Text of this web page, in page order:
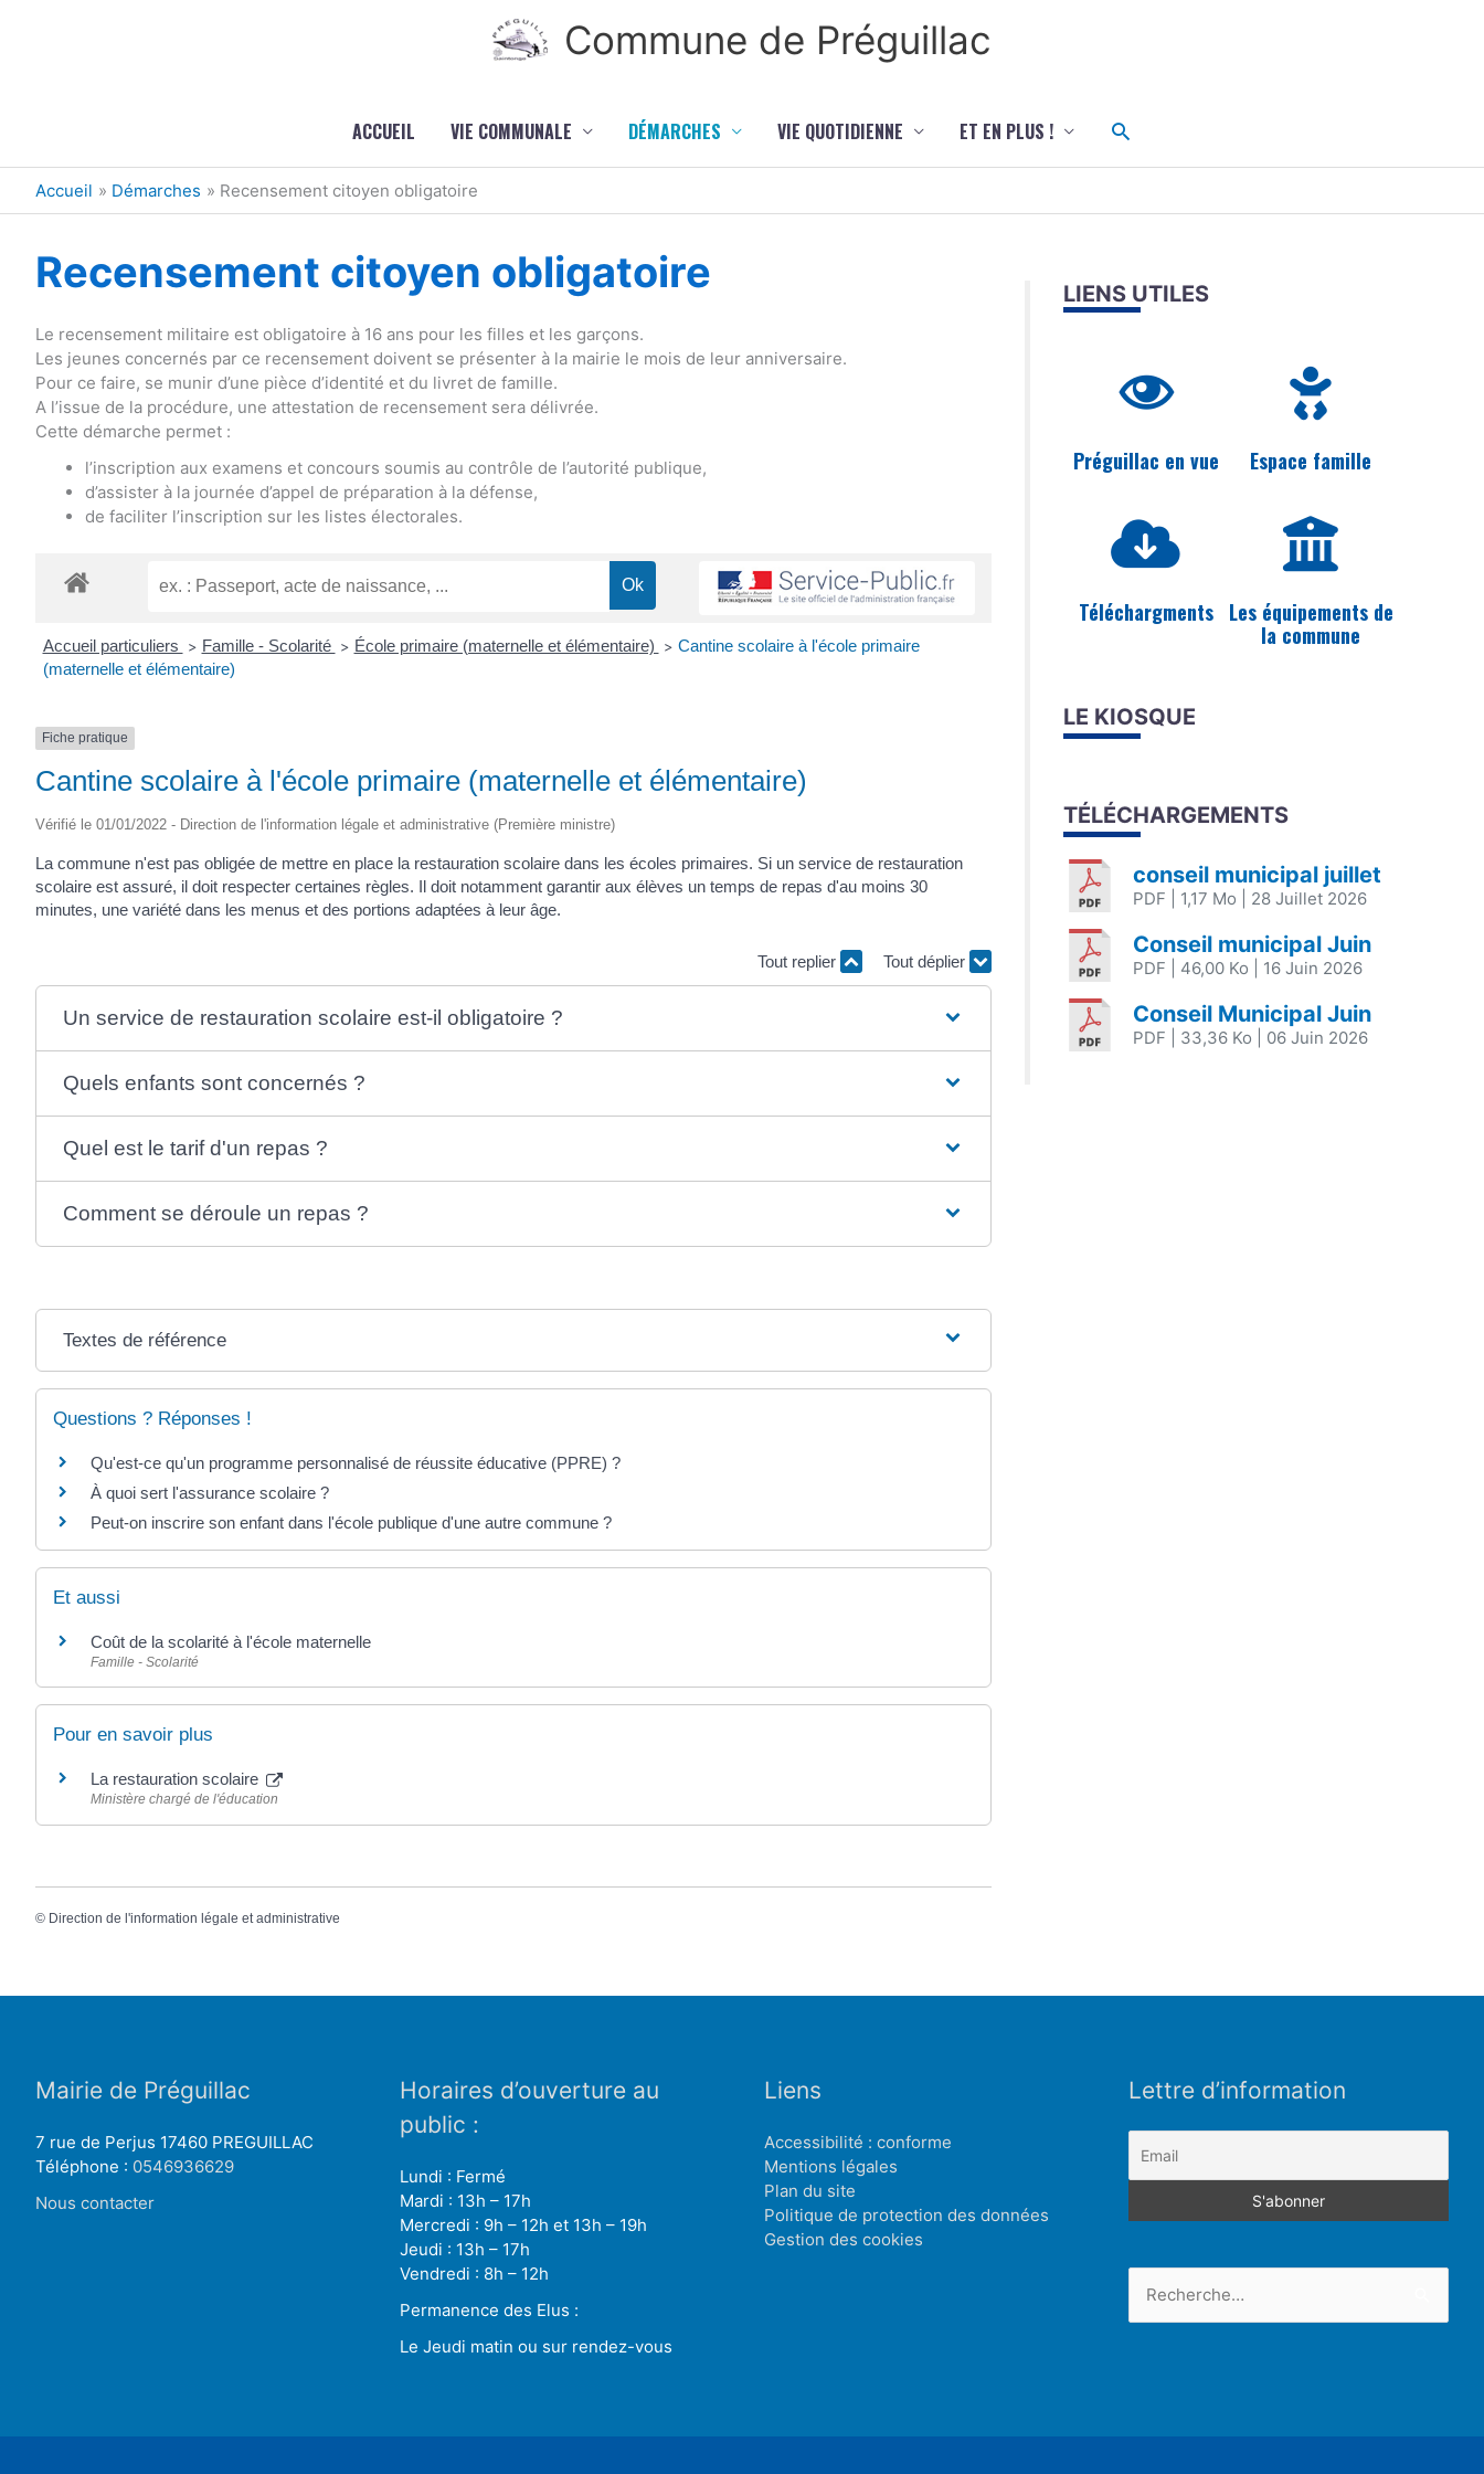
Commune de Préguillac
ACCUEIL VIE COMMUNALE DÉMARCHES VIE QUOTIDIENNE ET EN PLUS ! Rechercher
Accueil Démarches Recensement citoyen obligatoire
Recensement citoyen obligatoire
Le recensement militaire est obligatoire à 16 ans pour les filles et les garçons.
Les jeunes concernés par ce recensement doivent se présenter à la mairie le mois de leur anniversaire.
Pour ce faire, se munir d’une pièce d’identité et du livret de famille.
A l’issue de la procédure, une attestation de recensement sera délivrée.
Cette démarche permet :
l’inscription aux examens et concours soumis au contrôle de l’autorité publique,
d’assister à la journée d’appel de préparation à la défense,
de faciliter l’inscription sur les listes électorales.
Accueil particuliers > Famille - Scolarité > École primaire (maternelle et élémentaire) > Cantine scolaire à l'école primaire
(maternelle et élémentaire)
Fiche pratique
Cantine scolaire à l'école primaire (maternelle et élémentaire)
Vérifié le 01/01/2022 - Direction de l'information légale et administrative (Première ministre)
La commune n'est pas obligée de mettre en place la restauration scolaire dans les écoles primaires. Si un service de restauration
scolaire est assuré, il doit respecter certaines règles. Il doit notamment garantir aux élèves un temps de repas d'au moins 30
minutes, une variété dans les menus et des portions adaptées à leur âge.
Tout replier Tout déplier
Un service de restauration scolaire est-il obligatoire ?
Quels enfants sont concernés ?
Quel est le tarif d'un repas ?
Comment se déroule un repas ?
Textes de référence
Questions ? Réponses !
Qu'est-ce qu'un programme personnalisé de réussite éducative (PPRE) ?
À quoi sert l'assurance scolaire ?
Peut-on inscrire son enfant dans l'école publique d'une autre commune ?
Et aussi
Coût de la scolarité à l'école maternelle
Famille - Scolarité
Pour en savoir plus
La restauration scolaire
Ministère chargé de l'éducation
© Direction de l'information légale et administrative
LIENS UTILES
Préguillac en vue Espace famille
Téléchargments Les équipements de
la commune
LE KIOSQUE
TÉLÉCHARGEMENTS
conseil municipal juillet
PDF | 1,17 Mo | 28 Juillet 2026
Conseil municipal Juin
PDF | 46,00 Ko | 16 Juin 2026
Conseil Municipal Juin
PDF | 33,36 Ko | 06 Juin 2026
Mairie de Préguillac
7 rue de Perjus 17460 PREGUILLAC
Téléphone : 0546936629
Nous contacter
Horaires d’ouverture au
public :
Lundi : Fermé
Mardi : 13h – 17h
Mercredi : 9h – 12h et 13h – 19h
Jeudi : 13h – 17h
Vendredi : 8h – 12h
Permanence des Elus :
Le Jeudi matin ou sur rendez-vous
Liens
Accessibilité : conforme
Mentions légales
Plan du site
Politique de protection des données
Gestion des cookies
Lettre d’information